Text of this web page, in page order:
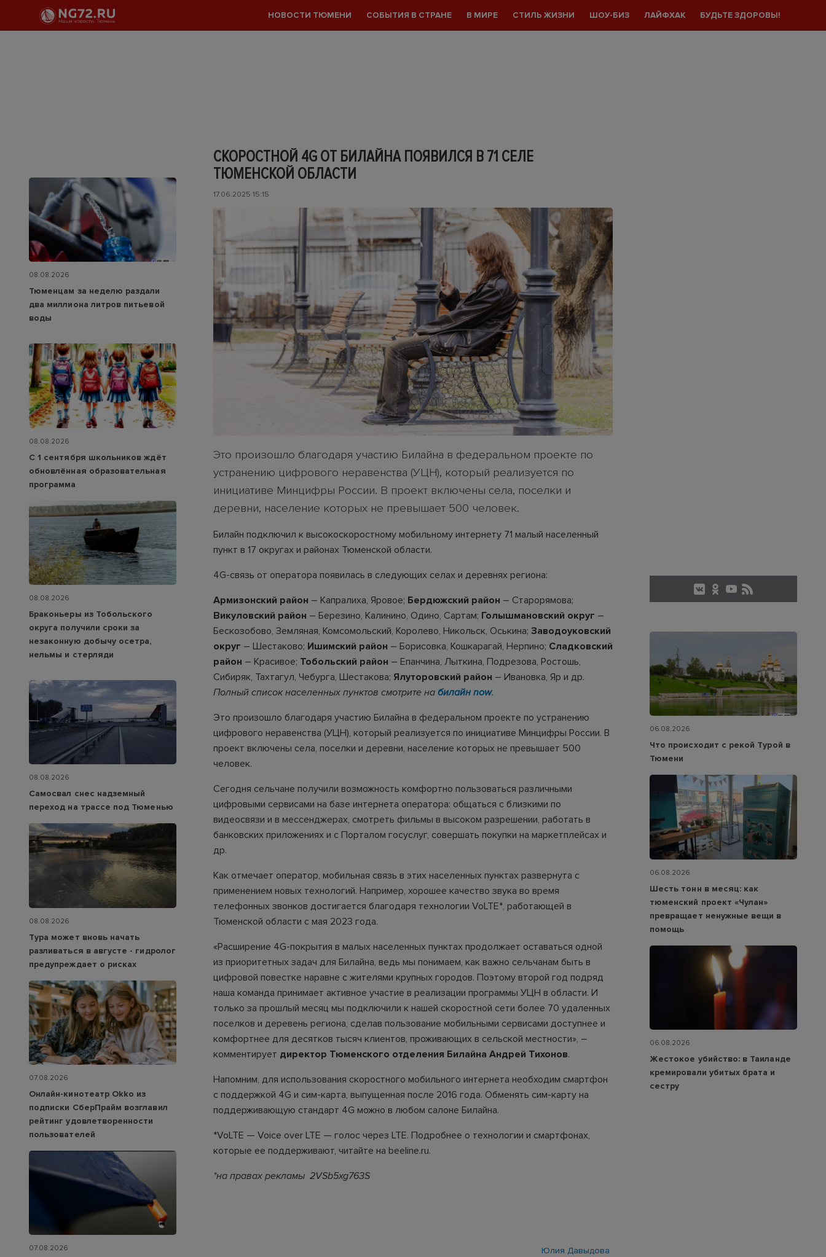
НОВОСТИ ТЮМЕНИ СОБЫТИЯ В СТРАНЕ В МИРЕ СТИЛЬ ЖИЗНИ ШОУ-БИЗ ЛАЙФХАК БУДЬТЕ ЗДОРОВЫ!
СКОРОСТНОЙ 4G ОТ БИЛАЙНА ПОЯВИЛСЯ В 71 СЕЛЕ
ТЮМЕНСКОЙ ОБЛАСТИ
17.06.2025 15:15
Это произошло благодаря участию Билайна в федеральном проекте по
устранению цифрового неравенства (УЦН), который реализуется по
инициативе Минцифры России. В проект включены села, поселки и
деревни, население которых не превышает 500 человек.
Билайн подключил к высокоскоростному мобильному интернету 71 малый населенный
пункт в 17 округах и районах Тюменской области.
4G-связь от оператора появилась в следующих селах и деревнях региона:
Армизонский район – Капралиха, Яровое; Бердюжский район – Старорямова;
Викуловский район – Березино, Калинино, Одино, Сартам; Голышмановский округ –
Бескозобово, Земляная, Комсомольский, Королево, Никольск, Оськина; Заводоуковский
округ – Шестаково; Ишимский район – Борисовка, Кошкарагай, Нерпино; Сладковский
район – Красивое; Тобольский район – Епанчина, Лыткина, Подрезова, Ростошь,
Сибиряк, Тахтагул, Чебурга, Шестакова; Ялуторовский район – Ивановка, Яр и др.
Полный список населенных пунктов смотрите на билайн now.
Это произошло благодаря участию Билайна в федеральном проекте по устранению
цифрового неравенства (УЦН), который реализуется по инициативе Минцифры России. В
проект включены села, поселки и деревни, население которых не превышает 500
человек.
Сегодня сельчане получили возможность комфортно пользоваться различными
цифровыми сервисами на базе интернета оператора: общаться с близкими по
видеосвязи и в мессенджерах, смотреть фильмы в высоком разрешении, работать в
банковских приложениях и с Порталом госуслуг, совершать покупки на маркетплейсах и
др.
Как отмечает оператор, мобильная связь в этих населенных пунктах развернута с
применением новых технологий. Например, хорошее качество звука во время
телефонных звонков достигается благодаря технологии VoLTE*, работающей в
Тюменской области с мая 2023 года.
«Расширение 4G-покрытия в малых населенных пунктах продолжает оставаться одной
из приоритетных задач для Билайна, ведь мы понимаем, как важно сельчанам быть в
цифровой повестке наравне с жителями крупных городов. Поэтому второй год подряд
наша команда принимает активное участие в реализации программы УЦН в области. И
только за прошлый месяц мы подключили к нашей скоростной сети более 70 удаленных
поселков и деревень региона, сделав пользование мобильными сервисами доступнее и
комфортнее для десятков тысяч клиентов, проживающих в сельской местности», –
комментирует директор Тюменского отделения Билайна Андрей Тихонов.
Напомним, для использования скоростного мобильного интернета необходим смартфон
с поддержкой 4G и сим-карта, выпущенная после 2016 года. Обменять сим-карту на
поддерживающую стандарт 4G можно в любом салоне Билайна.
*VoLTE — Voice over LTE — голос через LTE. Подробнее о технологии и смартфонах,
которые ее поддерживают, читайте на beeline.ru.
*на правах рекламы 2VSb5xg763S
Юлия Давыдова
08.08.2026
Тюменцам за неделю раздали
два миллиона литров питьевой
воды
08.08.2026
С 1 сентября школьников ждёт
обновлённая образовательная
программа
08.08.2026
Браконьеры из Тобольского
округа получили сроки за
незаконную добычу осетра,
нельмы и стерляди
08.08.2026
Самосвал снес надземный
переход на трассе под Тюменью
08.08.2026
Тура может вновь начать
разливаться в августе - гидролог
предупреждает о рисках
07.08.2026
Онлайн-кинотеатр Okko из
подписки СберПрайм возглавил
рейтинг удовлетворенности
пользователей
07.08.2026
06.08.2026
Что происходит с рекой Турой в
Тюмени
06.08.2026
Шесть тонн в месяц: как
тюменский проект «Чулан»
превращает ненужные вещи в
помощь
06.08.2026
Жестокое убийство: в Таиланде
кремировали убитых брата и
сестру